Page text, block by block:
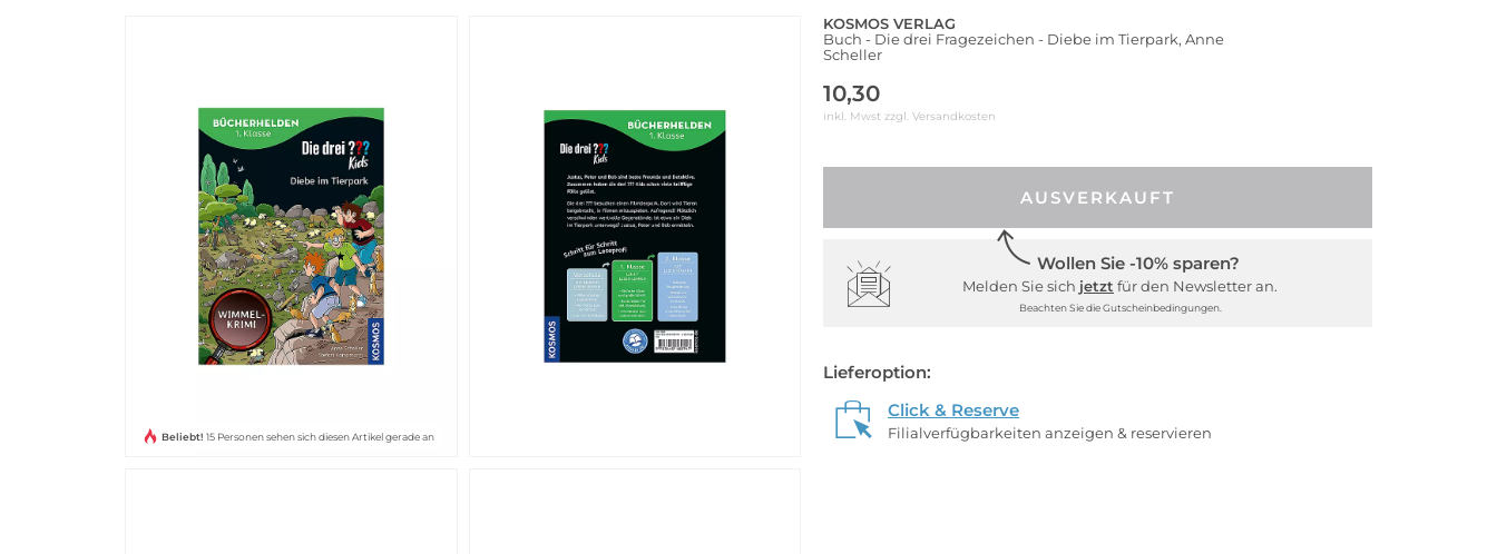
Beliebt! 15 Personen sehen sich diesen Artikel gerade an
KOSMOS VERLAG
Buch - Die drei Fragezeichen - Diebe im Tierpark, Anne
Scheller
10,30
inkl. Mwst zzgl. Versandkosten
AUSVERKAUFT
Wollen Sie -10% sparen?
Melden Sie sich jetzt für den Newsletter an.
Beachten Sie die Gutscheinbedingungen.
Lieferoption:
Click & Reserve
Filialverfügbarkeiten anzeigen & reservieren